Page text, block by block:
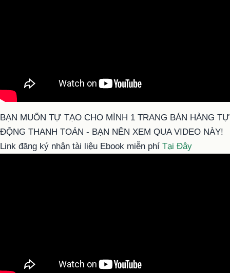
BẠN MUỐN TỰ TẠO CHO MÌNH 1 TRANG BÁN HÀNG TỰ
ĐỘNG THANH TOÁN - BẠN NÊN XEM QUA VIDEO NÀY!
Link đăng ký nhận tài liệu Ebook miễn phí Tại Đây